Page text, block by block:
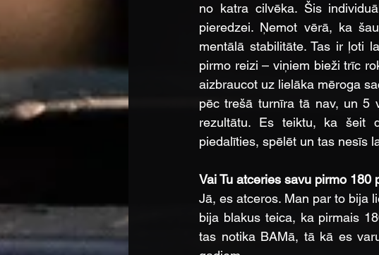
no katra cilvēka. Šis
pieredzei. Ņemot vērā, ka
mentālā stabilitāte. Tas ir ļoti
pirmo reizi – viņiem bieži trīc
aizbraucot uz lielāka mēroga
pēc trešā turnīra tā nav, un 5
rezultātu. Es teiktu, ka šeit
piedalīties, spēlēt un tas nesīs
Vai Tu atceries savu pirmo
Jā, es atceros. Man par to bija
bija blakus teica, ka pirmais
tas notika BAMā, tā kā es